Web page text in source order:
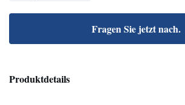
Fragen Sie jetzt nach.
Produktdetails